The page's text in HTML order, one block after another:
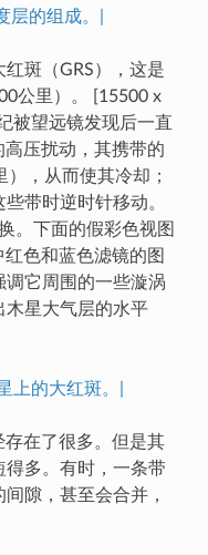
层的组成。|
斑（GRS），这是
公里）。 [15500 x
被望远镜发现后一直
压扰动，其携带的
，从而使其冷却；
带时逆时针移动。
。下面的假彩色视图
色和蓝色滤镜的图
它周围的一些漩涡
木星大气层的水平
上的大红斑。|
存在了很多。但是其
得多。有时，一条带
隙，甚至会合并，